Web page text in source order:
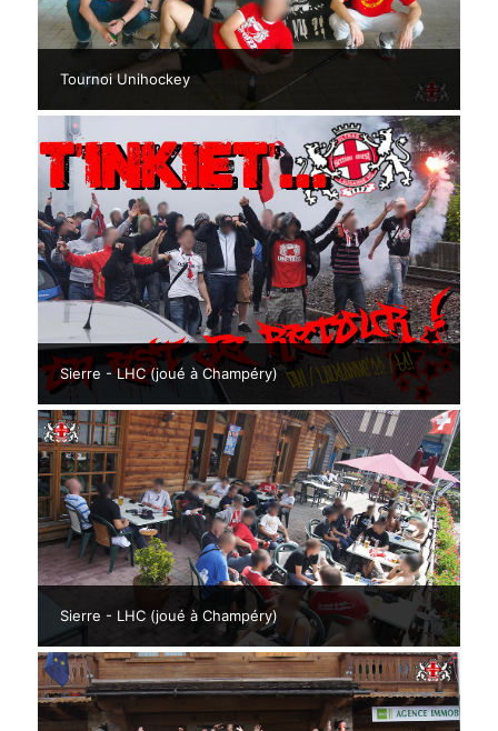
Tournoi Unihockey
Sierre - LHC (joué à Champéry)
Sierre - LHC (joué à Champéry)